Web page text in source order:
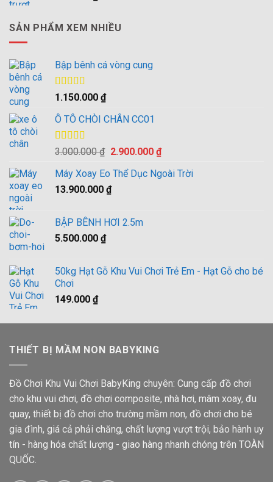
SẢN PHẨM XEM NHIỀU
Bập bênh cá vòng cung
Được xếp
5 sao
1.150.000 ₫
Ô TÔ CHÒI CHÂN CC01
Được xếp
5 sao
3.000.000₫ Giá
là:
3.000.000 ₫.
2.900.000 ₫Giá
tại
Máy Xoay Eo Thể Dục Ngoài Trời
13.900.000 ₫
BẬP BÊNH HƠI 2.5m
5.500.000 ₫
50kg Hạt Gỗ Khu Vui Chơi Trẻ Em - Hạt Gỗ cho bé
Chơi
149.000 ₫
THIẾT BỊ MẦM NON BABYKING
Đồ Chơi Khu Vui Chơi BabyKing chuyên: Cung cấp đồ chơi
cho khu vui chơi, đồ chơi composite, nhà hơi, mâm xoay, đu
quay, thiết bị đồ chơi cho trường mầm non, đồ chơi cho bé
gia đình, giá cả phải chăng, chất lượng vượt trội, bảo hành uy
tín - hàng hóa chất lượng - giao hàng nhanh chóng trên TOÀN
QUỐC.